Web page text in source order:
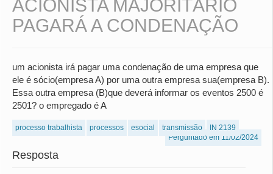
ACIONISTA MAJORITÁRIO
PAGARÁ A CONDENAÇÃO
um acionista irá pagar uma condenação de uma empresa que
ele é sócio(empresa A) por uma outra empresa sua(empresa B).
Essa outra empresa (B)que deverá informar os eventos 2500 é
2501? o empregado é A
processo trabalhista processos esocial transmissão
IN 2139
Perguntado em 11/02/2024
Resposta